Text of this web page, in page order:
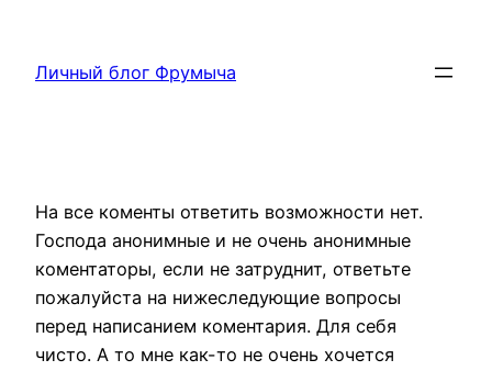
содержимому
Личный блог Фрумыча
На все коменты ответить возможности нет.
Господа анонимные и не очень анонимные
коментаторы, если не затруднит, ответьте
пожалуйста на нижеследующие вопросы
перед написанием коментария. Для себя
чисто. А то мне как-то не очень хочется